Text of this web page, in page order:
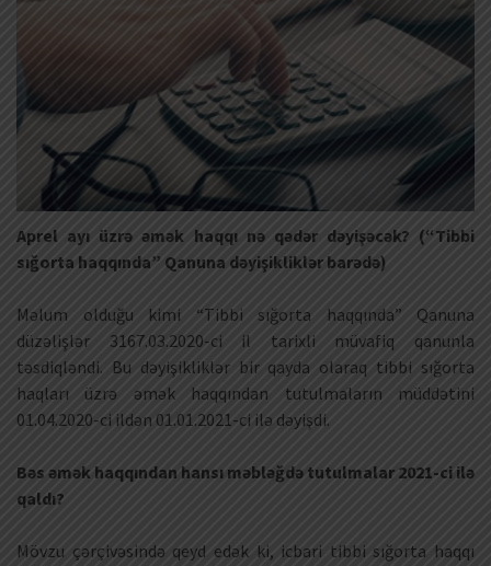
Aprel ayı üzrə əmək haqqı nə qədər dəyişəcək? (“Tibbi
sığorta haqqında” Qanuna dəyişikliklər barədə)
Məlum olduğu kimi “Tibbi sığorta haqqında” Qanuna
düzəlişlər 3167.03.2020-ci il tarixli müvafiq qanunla
təsdiqləndi. Bu dəyişikliklər bir qayda olaraq tibbi sığorta
haqları üzrə əmək haqqından tutulmaların müddətini
01.04.2020-ci ildən 01.01.2021-ci ilə dəyişdi.
Bəs əmək haqqından hansı məbləğdə tutulmalar 2021-ci ilə
qaldı?
Mövzu çərçivəsində qeyd edək ki, icbari tibbi sığorta haqqı